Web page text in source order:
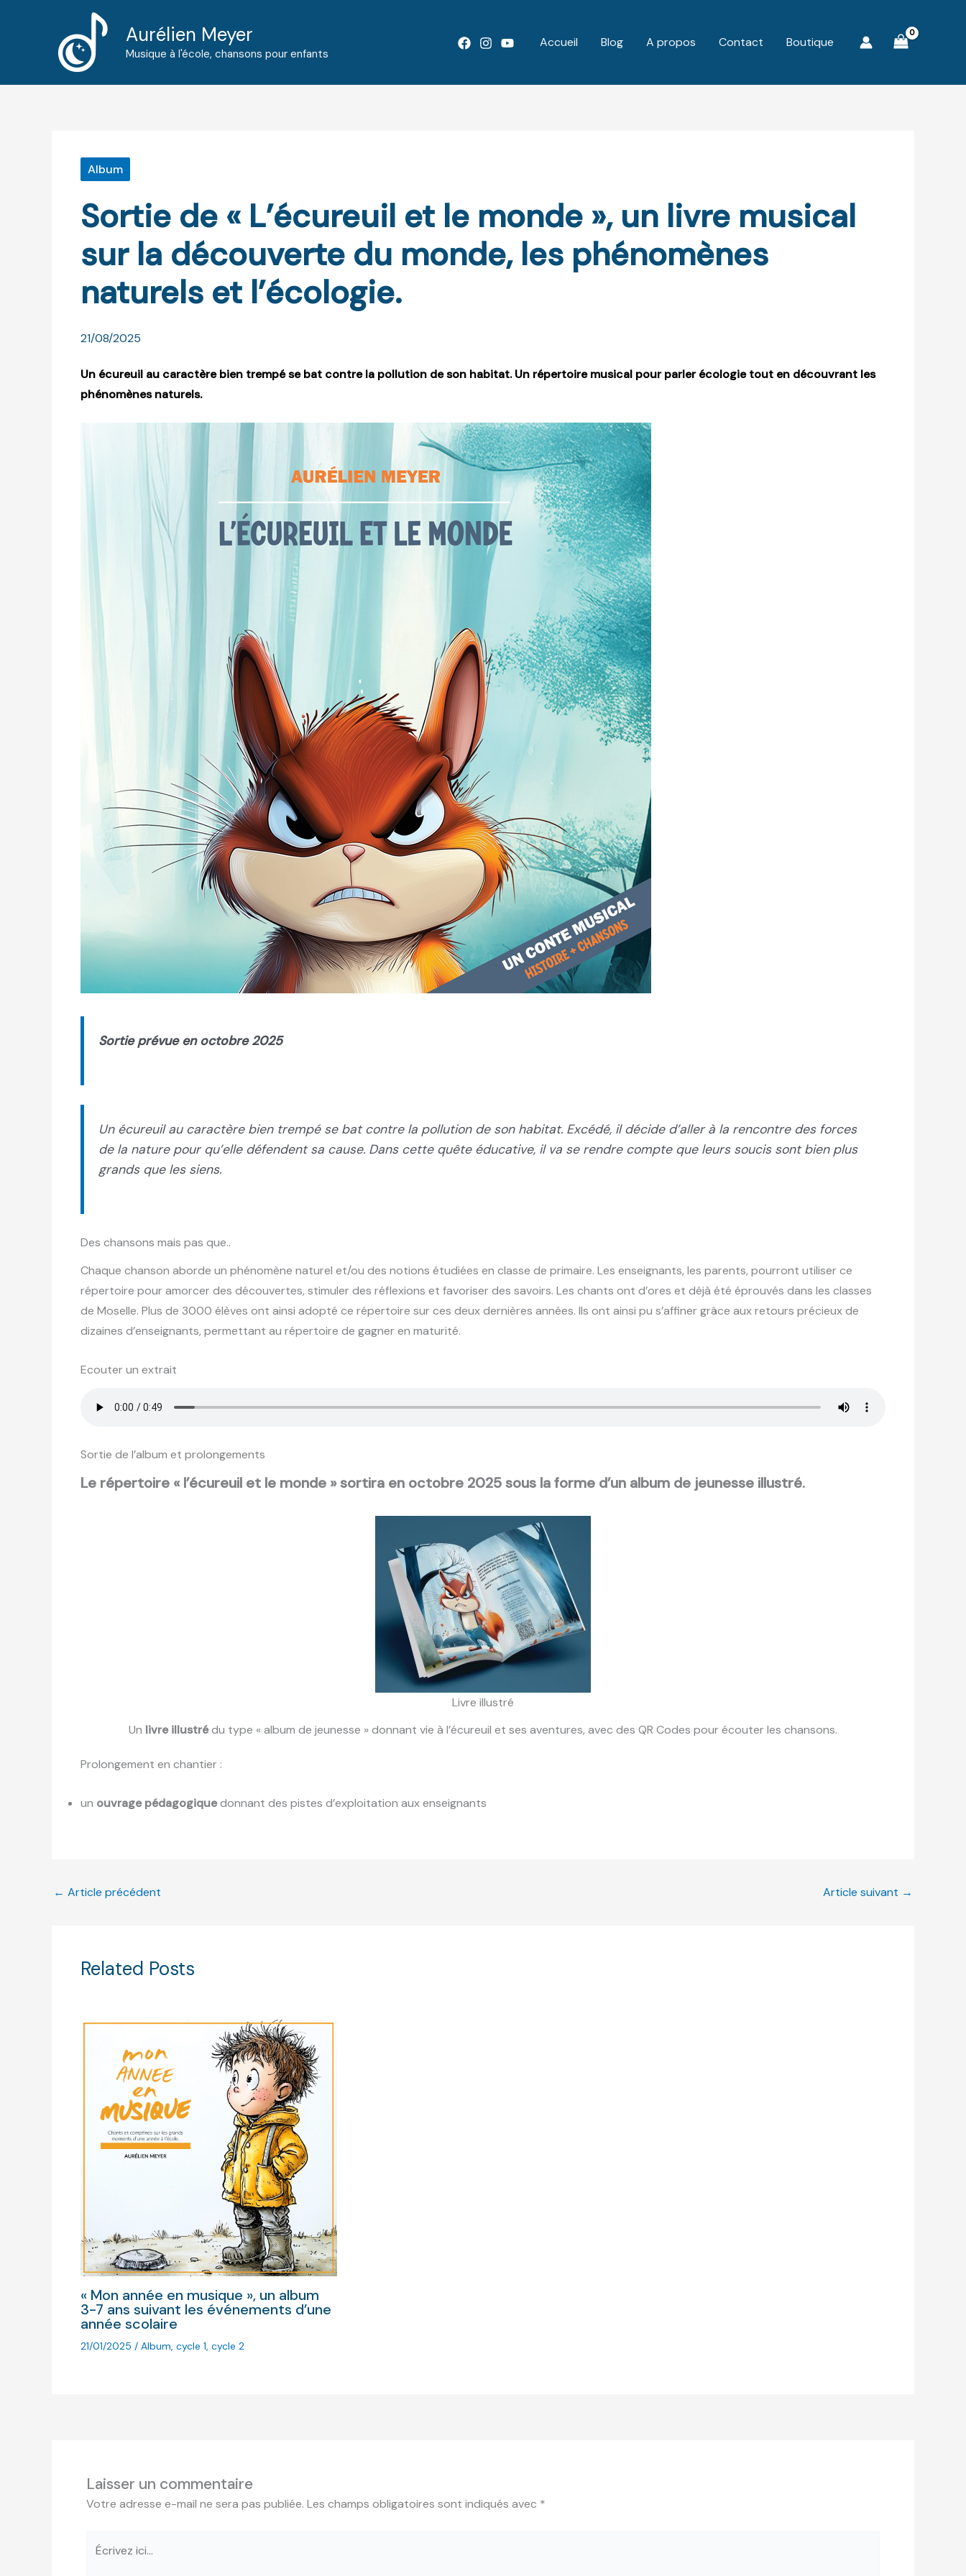
Aurélien Meyer
Musique à l'école, chansons pour enfants
Accueil Blog A propos Contact Boutique
Album
Sortie de « L’écureuil et le monde », un livre musical
sur la découverte du monde, les phénomènes
naturels et l’écologie.
21/08/2025
Un écureuil au caractère bien trempé se bat contre la pollution de son habitat. Un répertoire musical pour parler écologie tout en découvrant les
phénomènes naturels.
Sortie prévue en octobre 2025
Un écureuil au caractère bien trempé se bat contre la pollution de son habitat. Excédé, il décide d’aller à la rencontre des forces
de la nature pour qu’elle défendent sa cause. Dans cette quête éducative, il va se rendre compte que leurs soucis sont bien plus
grands que les siens.
Des chansons mais pas que..
Chaque chanson aborde un phénomène naturel et/ou des notions étudiées en classe de primaire. Les enseignants, les parents, pourront utiliser ce
répertoire pour amorcer des découvertes, stimuler des réflexions et favoriser des savoirs. Les chants ont d’ores et déjà été éprouvés dans les classes
de Moselle. Plus de 3000 élèves ont ainsi adopté ce répertoire sur ces deux dernières années. Ils ont ainsi pu s’affiner grâce aux retours précieux de
dizaines d’enseignants, permettant au répertoire de gagner en maturité.
Ecouter un extrait
Sortie de l’album et prolongements
Le répertoire « l’écureuil et le monde » sortira en octobre 2025 sous la forme d’un album de jeunesse illustré.
Livre illustré
Un livre illustrédu type « album de jeunesse » donnant vie à l’écureuil et ses aventures, avec des QR Codes pour écouter les chansons.
Prolongement en chantier :
un ouvrage pédagogiquedonnant des pistes d’exploitation aux enseignants
← Article précédent Article suivant →
Related Posts
« Mon année en musique », un album
3-7 ans suivant les événements d’une
année scolaire
21/01/2025 / Album, cycle 1, cycle 2
Laisser un commentaire
Votre adresse e-mail ne sera pas publiée. Les champs obligatoires sont indiqués avec *
Écrivez